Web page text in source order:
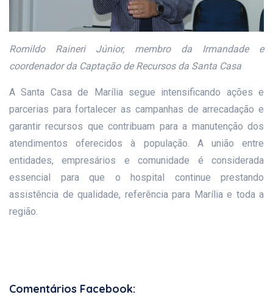
Romildo Raineri Júnior, membro da Irmandade e
coordenador da Captação de Recursos da Santa Casa
A Santa Casa de Marília segue intensificando ações e
parcerias para fortalecer as campanhas de arrecadação e
garantir recursos que contribuam para a manutenção dos
atendimentos oferecidos à população. A união entre
entidades, empresários e comunidade é considerada
essencial para que o hospital continue prestando
assistência de qualidade, referência para Marília e toda a
região.
Comentários Facebook: